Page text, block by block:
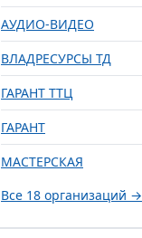
АУДИО-ВИДЕО
ВЛАДРЕСУРСЫ ТД
ГАРАНТ ТТЦ
ГАРАНТ
МАСТЕРСКАЯ
Все 18 организаций →